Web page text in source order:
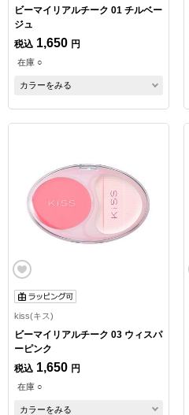
ビーマイリアルチーク 01 チルベー
ジュ
税込 1,650 円
在庫 ○
カラーをみる
kiss(キス)
ビーマイリアルチーク 03 ウィスパ
ーピンク
税込 1,650 円
在庫 ○
カラーをみる